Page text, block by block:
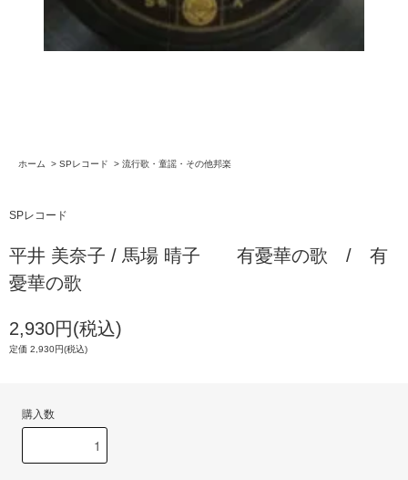
ホーム > SPレコード > 流行歌・童謡・その他邦楽
SPレコード
平井 美奈子 / 馬場 晴子 有憂華の歌 / 有
憂華の歌
2,930円(税込)
定価 2,930円(税込)
購入数